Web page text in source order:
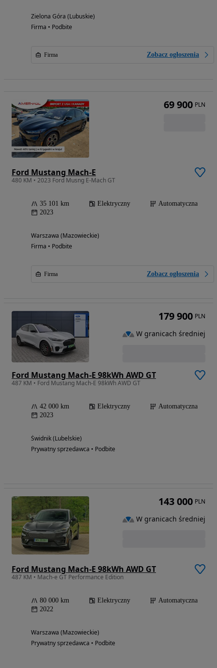
Zielona Góra (Lubuskie)
Firma • Podbite
Firma Zobacz ogłoszenia
Ford Mustang Mach-E
480 KM • 2023 Ford Musng E-Mach GT
35 101 km Elektryczny
Automatyczna
2023
Warszawa (Mazowieckie)
Firma • Podbite
Firma Zobacz ogłoszenia
69 900 PLN
Ford Mustang Mach-E 98kWh AWD GT
487 KM • Ford Mustang Mach-E 98kWh AWD GT
42 000 km Elektryczny
Automatyczna
2023
Świdnik (Lubelskie)
Prywatny sprzedawca • Podbite
179 900 PLN
W granicach średniej
Ford Mustang Mach-E 98kWh AWD GT
487 KM • Mach-e GT Performance Edition
80 000 km Elektryczny
Automatyczna
2022
Warszawa (Mazowieckie)
Prywatny sprzedawca • Podbite
143 000 PLN
W granicach średniej